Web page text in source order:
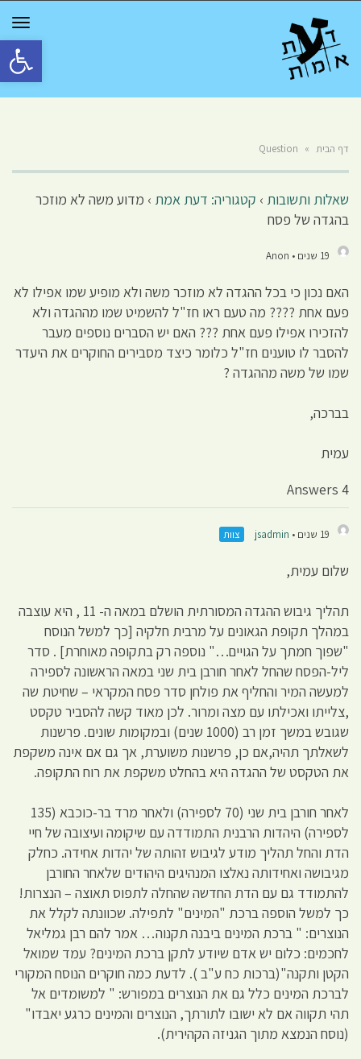
פתח
דף הבית »
Question
שאלות ותשובות › קטגוריה: דעת אמת › מדוע משה לא מוזכר
בהגדה של פסח
19 שנים • Anon
האם נכון כי בכל ההגדה לא מוזכר משה ולא מופיע שמו אפילו לא
פעם אחת ???? מה טעם ראו חז"ל להשמיט שמו מההגדה ולא
להזכירו אפילו פעם אחת ??? האם יש הסברים נוספים מעבר
להסבר לו טוענים חז"ל כלומר כיצד מסבירים החוקרים את היעדר
שמו של משה מההגדה ?
בברכה,
עמית
4 Answers
19 שנים • jsadmin צוות
שלום עמית,
תהליך גיבוש ההגדה המסורתית הושלם במאה ה- 11 , היא עוצבה
במהלך תקופת הגאונים על מרבית חלקיה [כך למשל הנוסח
"שפוך חמתך על הגויים…" נוספה רק בתקופה מאוחרת] . סדר
ליל-הפסח שהחל לאחר חורבן בית שני במאה הראשונה לספירה
למעשה המיר והחליף את פולחן סדר פסח המקראי – שחיטת שה
,צלייתו ואכילתו עם מצה ומרור. לכן מאוד קשה להסביר טקסט
שגובש במשך זמן רב (1000 שנים) ובמקומות שונים. פרשנות
לשאלתך תהיה,אם כן, פרשנות משוערת, אך גם אם אינה משקפת
את הטקסט של ההגדה היא בהחלט משקפת את רוח התקופה.
לאחר חורבן בית שני (70 לספירה) ולאחר מרד בר-כוכבא (135
לספירה) היהדות הרבנית התמודדה עם שיקומה ועיצובה של חיי
הדת והחל תהליך מודע לגיבוש זהותה של יהדות אחידה. כחלק
מגיבושה ואחידותה נאלצו המנהיגים היהודים שלאחר החורבן
להתמודד גם עם הדת החדשה שהחלה לתפוס תאוצה – הנצרות!
כך למשל הוספה ברכת "המינים" לתפילה. שכוונתה לקלל את
הנוצרים: " ברכת המינים ביבנה תקנוה… אמר להם רבן גמליאל
לחכמים: כלום יש אדם שיודע לתקן ברכת המינים? עמד שמואל
הקטן ותקנה"(ברכות כח ע"ב ). לדעת כמה חוקרים הנוסח המקורי
לברכת המינים כלל גם את הנוצרים במפורש: " למשומדים אל
תהי תקווה אם לא ישובו לתורתך, הנוצרים והמינים כרגע יאבדו"
(נוסח הנמצא מתוך הגניזה הקהירית).